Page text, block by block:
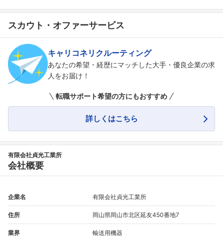
スカウト・オファーサービス
キャリコネリクルーティング
あなたの希望・経歴にマッチした大手・優良企業の求
人をお届け！
転職サポート希望の方にもおすすめ
詳しくはこちら
有限会社貞光工業所
会社概要
企業名 有限会社貞光工業所
住所 岡山県岡山市北区延友450番地7
業界 輸送用機器